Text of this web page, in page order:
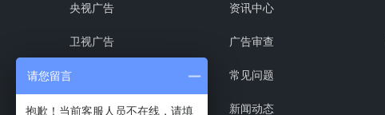
央视广告
卫视广告
组合方案
客户案例
资讯中心
广告审查
常见问题
新闻动态
请您留言
抱歉！当前客服人员不在线，请填